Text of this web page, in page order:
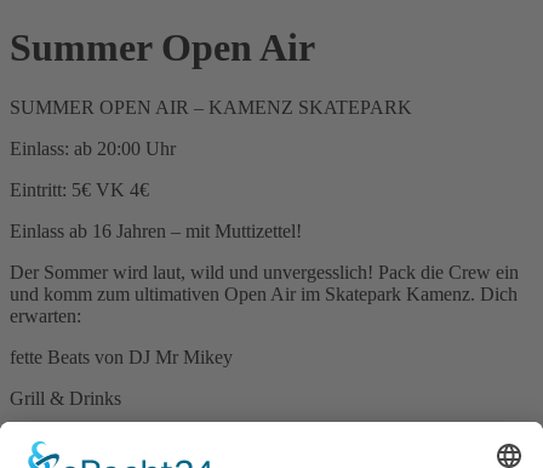
Summer Open Air
SUMMER OPEN AIR – KAMENZ SKATEPARK
Einlass: ab 20:00 Uhr
Eintritt: 5€ VK 4€
Einlass ab 16 Jahren – mit Muttizettel!
Der Sommer wird laut, wild und unvergesslich! Pack die Crew ein
und komm zum ultimativen Open Air im Skatepark Kamenz. Dich
erwarten:
fette Beats von DJ Mr Mikey
Grill & Drinks
Skate-Sessions & Chill Area